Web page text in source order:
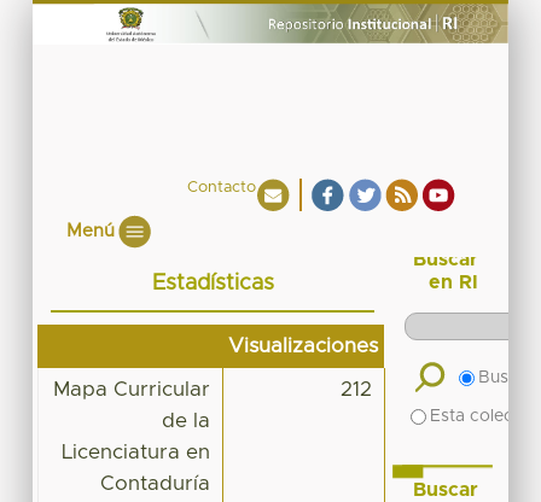
Contacto
Menú
Estadísticas
Visualizaciones
Mapa Curricular
de la
Licenciatura en
Contaduría
212
Buscar
en RI
Buscar
Esta
Buscar